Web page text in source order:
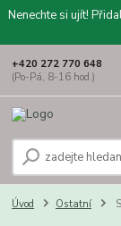
Nenechte si ujít!
+420 272 770 648
(Po-Pá, 8-16 hod.)
Úvod Ostatní